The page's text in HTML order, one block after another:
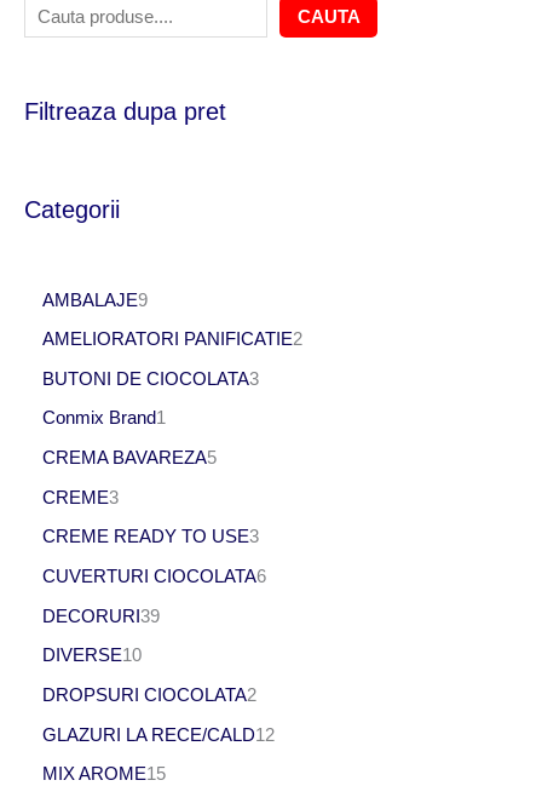
CAUTA
Filtreaza dupa pret
Categorii
AMBALAJE9
AMELIORATORI PANIFICATIE2
BUTONI DE CIOCOLATA3
Conmix Brand1
CREMA BAVAREZA5
CREME3
CREME READY TO USE3
CUVERTURI CIOCOLATA6
DECORURI 39
DIVERSE10
DROPSURI CIOCOLATA2
GLAZURI LA RECE/CALD12
MIX AROME15